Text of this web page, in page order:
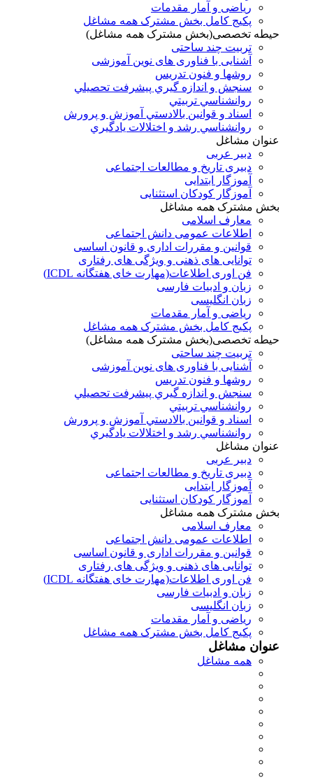
ریاضی و آمار مقدمات
پکیج کامل بخش مشترک همه مشاغل
حیطه تخصصی(بخش مشترک همه مشاغل)
تربیت چند ساحتی
آشنایی با فناوری های نوین آموزشی
روشها و فنون تدريس
سنجش و اندازه گيري پيشرفت تحصيلي
روانشناسي تربيتي
اسناد و قوانين بالادستي آموزش و پرورش
روانشناسي رشد و اختلالات يادگيري
عنوان مشاغل
دبير عربی
دبیری تاریخ و مطالعات اجتماعی
آموزگار ابتدایی
آموزگار کودکان استثنایی
بخش مشترک همه مشاغل
معارف اسلامی
اطلاعات عمومی دانش اجتماعی
قوانین و مقررات اداری و قانون اساسی
توانایی های ذهنی و ویژگی های رفتاری
فن اوری اطلاعات(مهارت خای هفتگانه ICDL)
زبان و ادبیات فارسی
زبان انگلیسی
ریاضی و آمار مقدمات
پکیج کامل بخش مشترک همه مشاغل
حیطه تخصصی(بخش مشترک همه مشاغل)
تربیت چند ساحتی
آشنایی با فناوری های نوین آموزشی
روشها و فنون تدريس
سنجش و اندازه گيري پيشرفت تحصيلي
روانشناسي تربيتي
اسناد و قوانين بالادستي آموزش و پرورش
روانشناسي رشد و اختلالات يادگيري
عنوان مشاغل
دبير عربی
دبیری تاریخ و مطالعات اجتماعی
آموزگار ابتدایی
آموزگار کودکان استثنایی
بخش مشترک همه مشاغل
معارف اسلامی
اطلاعات عمومی دانش اجتماعی
قوانین و مقررات اداری و قانون اساسی
توانایی های ذهنی و ویژگی های رفتاری
فن اوری اطلاعات(مهارت خای هفتگانه ICDL)
زبان و ادبیات فارسی
زبان انگلیسی
ریاضی و آمار مقدمات
پکیج کامل بخش مشترک همه مشاغل
عنوان مشاغل
همه مشاغل